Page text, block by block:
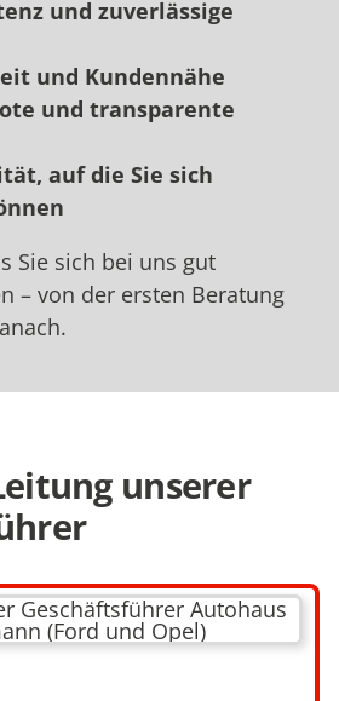
und zuverlässige
und Kundennähe
und transparente
auf die Sie sich
Sie sich bei uns gut
– von der ersten Beratung
unserer